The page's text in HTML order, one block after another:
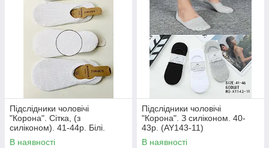
Підслідники чоловічі
"Корона". Сітка, (з
силіконом). 41-44р. Білі.
(AY109-3)
В наявності
Підслідники чоловічі
"Корона". З силіконом. 40-
43р. (AY143-11)
В наявності